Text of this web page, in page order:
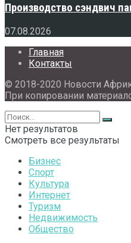
Производство сэндвич
07.08.2026
Главная
Контакты
© 2018-2020 Новости
При копировании
Нет результатов
Смотреть все результаты
Бизнес
Спорт
Культура
Интернет
Туризм
Недвижимость
Общество